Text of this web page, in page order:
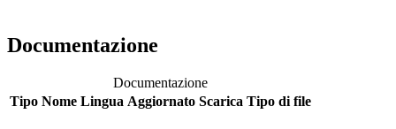
Documentazione
Documentazione
Tipo Nome Lingua Aggiornato Scarica Tipo di file